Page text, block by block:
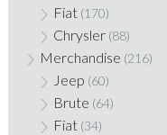
Fiat (170)
Chrysler (88)
Merchandise (216)
Jeep (60)
Brute (64)
Fiat (34)